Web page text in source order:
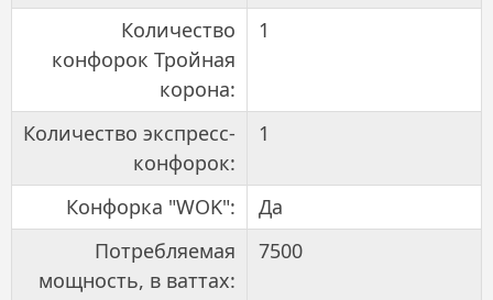
Количество
конфорок Тройная
корона:
1
Количество экспресс-
конфорок:
1
Конфорка "WOK":
Да
Потребляемая
мощность, в ваттах:
7500